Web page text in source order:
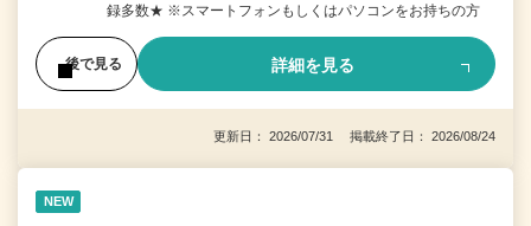
録多数★ ※スマートフォンもしくはパソコンをお持ちの方
後で見る 詳細を見る
更新日： 2026/07/31 掲載終了日： 2026/08/24
NEW